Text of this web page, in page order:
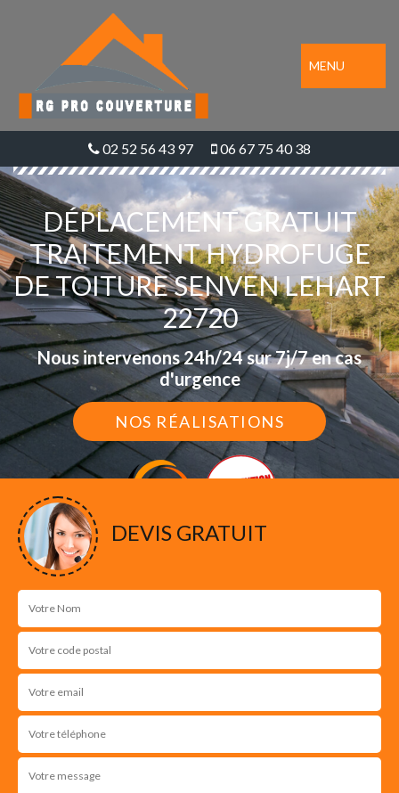
MENU
02 52 56 43 97 06 67 75 40 38
DÉPLACEMENT GRATUIT
TRAITEMENT HYDROFUGE
DE TOITURE SENVEN LEHART
22720
Nous intervenons 24h/24 sur 7j/7 en cas
d'urgence
NOS RÉALISATIONS
DEVIS GRATUIT